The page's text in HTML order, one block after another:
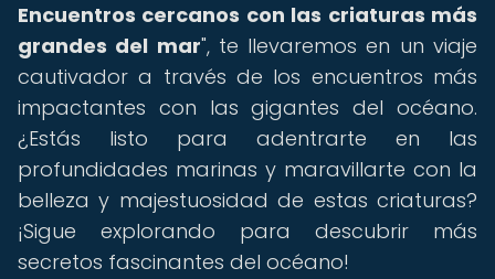
Encuentros cercanos con las criaturas más
grandes del mar", te llevaremos en un viaje
cautivador a través de los encuentros más
impactantes con las gigantes del océano.
¿Estás listo para adentrarte en las
profundidades marinas y maravillarte con la
belleza y majestuosidad de estas criaturas?
¡Sigue explorando para descubrir más
secretos fascinantes del océano!